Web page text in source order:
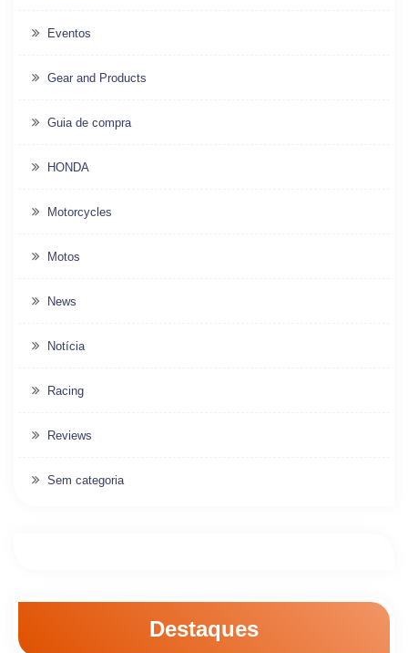
Eventos
Gear and Products
Guia de compra
HONDA
Motorcycles
Motos
News
Notícia
Racing
Reviews
Sem categoria
Destaques